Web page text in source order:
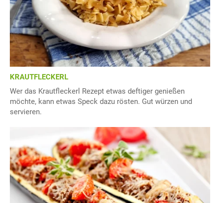
KRAUTFLECKERL
Wer das Krautfleckerl Rezept etwas deftiger genießen
möchte, kann etwas Speck dazu rösten. Gut würzen und
servieren.